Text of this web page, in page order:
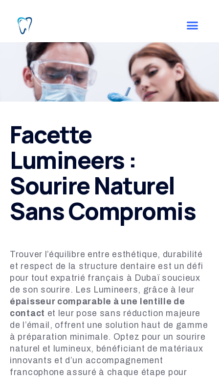
Facette
Lumineers :
Sourire Naturel
Sans Compromis
Trouver l’équilibre entre esthétique, durabilité
et respect de la structure dentaire est un défi
pour tout expatrié français à Dubaï soucieux
de son sourire. Les Lumineers, grâce à leur
épaisseur comparable à une lentille de
contact et leur pose sans réduction majeure
de l’émail, offrent une solution haut de gamme
à préparation minimale. Optez pour un sourire
naturel et lumineux, bénéficiant de matériaux
innovants et d’un accompagnement
francophone assuré à chaque étape pour